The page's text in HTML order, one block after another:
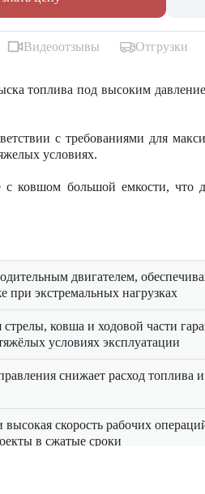
Видеоотзывы Отгрузки
топлива под высоким
с требованиями для
условиях.
с ковшом большой емкости,
двигателем,
при экстремальных нагрузках
ковша и ходовой части
условиях эксплуатации
снижает расход топлива
скорость рабочих
в сжатые сроки